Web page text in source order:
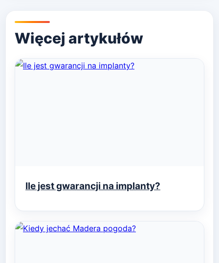
Ile jest gwarancji na implanty?